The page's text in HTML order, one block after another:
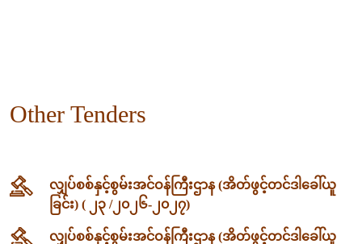
Other Tenders
လျှပ်စစ်နှင့်စွမ်းအင်ဝန်ကြီးဌာန (အိတ်ဖွင့်တင်ဒါခေါ်ယူ
ခြင်း) ( ၂၃ /၂၀၂၆-၂၀၂၇)
လျှပ်စစ်နှင့်စွမ်းအင်ဝန်ကြီးဌာန (အိတ်ဖွင့်တင်ဒါခေါ်ယူ